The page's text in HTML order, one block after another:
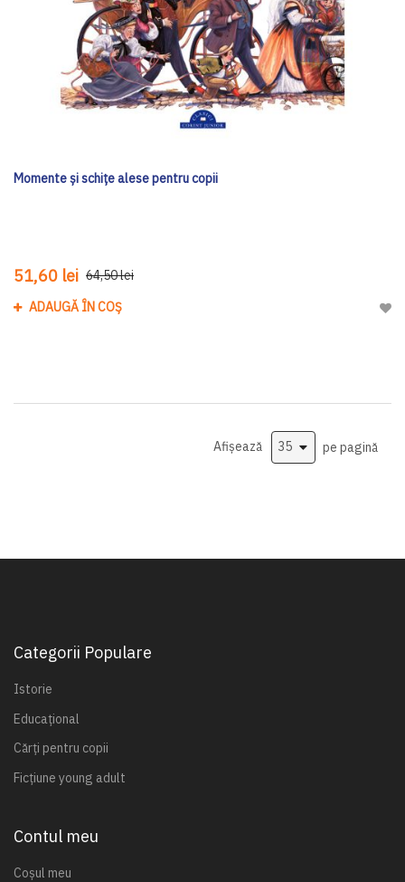
Momente și schițe alese pentru copii
51,60 lei 64,50 lei
ADAUGĂ ÎN COȘ
Afișează pe pagină
Categorii Populare
Istorie
Educațional
Cărți pentru copii
Ficțiune young adult
Contul meu
Coșul meu